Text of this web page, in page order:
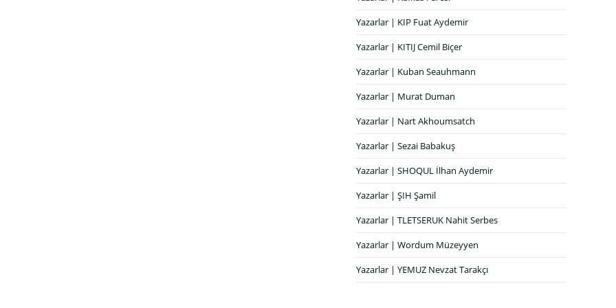
Yazarlar | KIP Fuat Aydemir
Yazarlar | KITIJ Cemil Biçer
Yazarlar | Kuban Seauhmann
Yazarlar | Murat Duman
Yazarlar | Nart Akhoumsatch
Yazarlar | Sezai Babakuş
Yazarlar | SHOQUL İlhan Aydemir
Yazarlar | ŞIH Şamil
Yazarlar | TLETSERUK Nahit Serbes
Yazarlar | Wordum Müzeyyen
Yazarlar | YEMUZ Nevzat Tarakçı